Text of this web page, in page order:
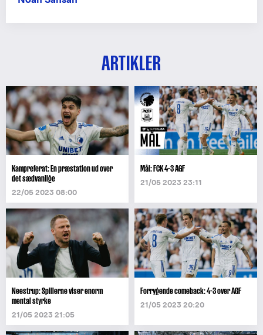
ARTIKLER
Kampreferat: En præstation ud over
det sædvanlige
22/05 2023 08:00
Mål: FCK 4-3 AGF
21/05 2023 23:11
Neestrup: Spillerne viser enorm
mental styrke
21/05 2023 21:05
Forrygende comeback: 4-3 over AGF
21/05 2023 20:20